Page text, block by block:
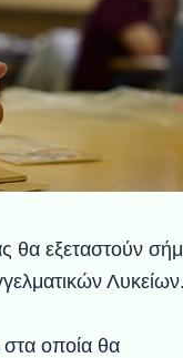
θα εξεταστούν
στα οποία θα